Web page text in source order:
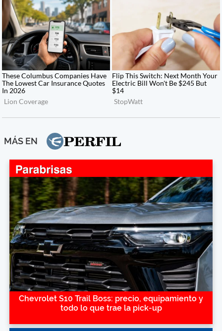
MÁS EN
Chevrolet S10 Trail Boss: precio, equipamiento y
todo lo que trae la pick-up